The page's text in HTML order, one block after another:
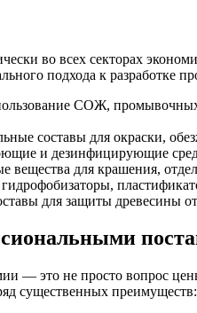
во всех секторах
подхода к разработке
СОЖ, промывочных
составы для окраски,
и дезинфицирующие
вещества для крашения,
для защиты древесины
это не просто вопрос
существенных преимуществ: